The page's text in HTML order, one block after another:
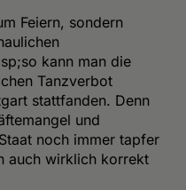
Feiern, sondern
kann man die
Tanzverbot
stattfanden. Denn
und
noch immer tapfer
auch wirklich korrekt